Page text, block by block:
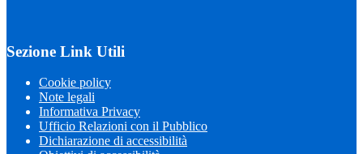
Sezione Link Utili
Cookie policy
Note legali
Informativa Privacy
Ufficio Relazioni con il Pubblico
Dichiarazione di accessibilità